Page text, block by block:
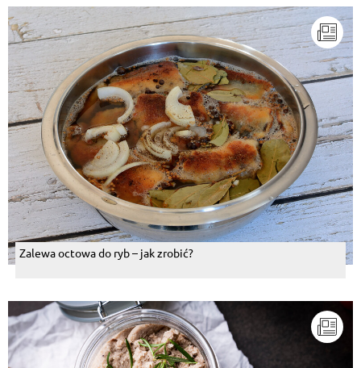
Zalewa octowa do ryb – jak zrobić?